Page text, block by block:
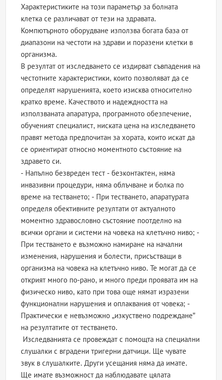
Характеристиките на този параметър за болната
клетка се различават от тези на здравата.
Компютърното оборудване използва богата база от
диапазони на честоти на здрави и поразени клетки в
организма.
В резултат от изследването се издирват съвпадения на
честотните характеристики, които позволяват да се
определят нарушенията, което изисква относително
кратко време. Качеството и надеждността на
използваната апаратура, програмното обезпечение,
обученият специалист, ниската цена на изследването
правят метода предпочитан за хората, които искат да
се ориентират относно моментното състояние на
здравето си.
- Напълно безвреден тест - безконтактен, няма
инвазивни процедури, няма облъчване и болка по
време на тестването; - При тестването, апаратурата
определя обективните резултати от актуалното
моментно здравословно състояние поотделно на
всички органи и системи на човека на клетъчно ниво; -
При тестването е възможно намиране на начални
изменения, нарушения и болести, присъстващи в
организма на човека на клетъчно ниво. Те могат да се
открият много по-рано, и много преди проявата им на
физическо ниво, като при това още нямат изразени
функционални нарушения и оплаквания от човека; -
Практически е невъзможно „изкуствено подреждане”
на резултатите от тестването.
Изследванията се провеждат с помощта на специални
слушалки с вградени тригерни датчици. Ще чувате
звук в слушалките. Други усещания няма да имате.
Ще имате възможност да наблюдавате цялата